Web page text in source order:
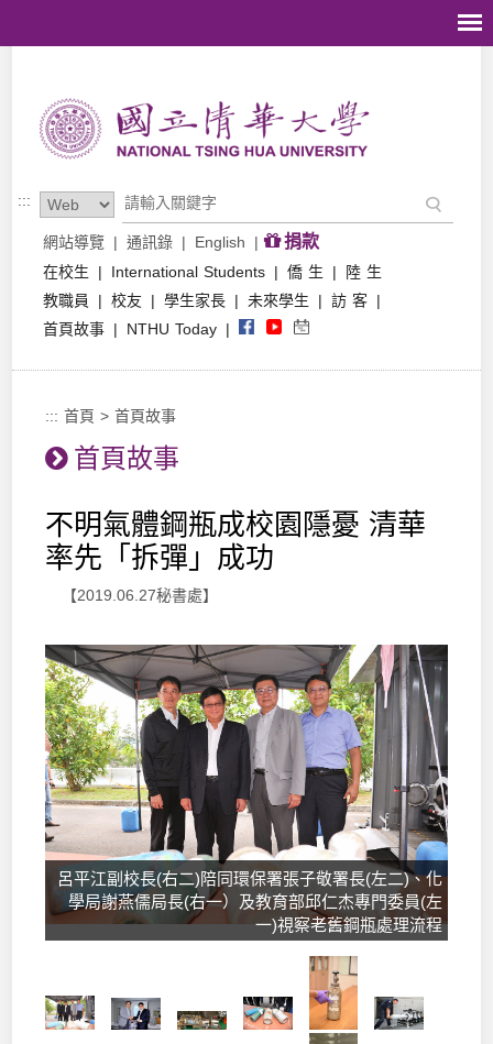
:::
網站導覽 | 通訊錄 | English | 捐款
在校生 | International Students | 僑 生 |
陸 生
教職員
| 校友 | 學生家長 | 未來學生 | 訪 客 |
首頁故事 | NTHU Today |
::: 首頁 >首頁故事
首頁故事
不明氣體鋼瓶成校園隱憂 清華
率先「拆彈」成功
【2019.06.27秘書處】
呂平江副校長(右二)陪同環保署張子敬署長(左二)、化
學局謝燕儒局長(右一）及教育部邱仁杰專門委員(左
一)視察老舊鋼瓶處理流程